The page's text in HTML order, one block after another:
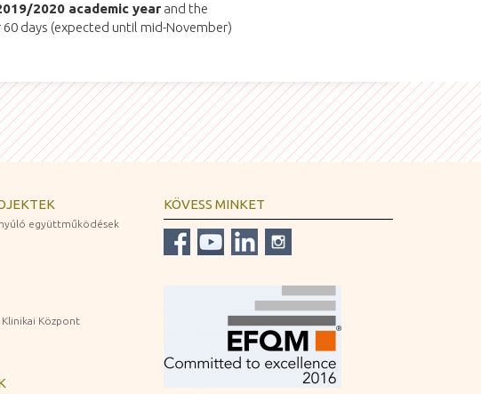
2020 academic year and the
days (expected until mid-November)
együttműködések
Központ
KÖVESS MINKET